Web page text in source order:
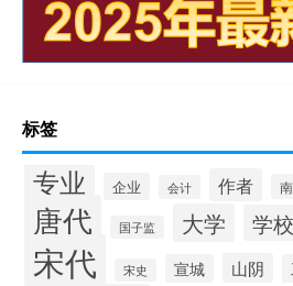
标签
专业 企业 会计 作者
唐代 国子监 大学 学校
宋代 宋史 宣城 山阴